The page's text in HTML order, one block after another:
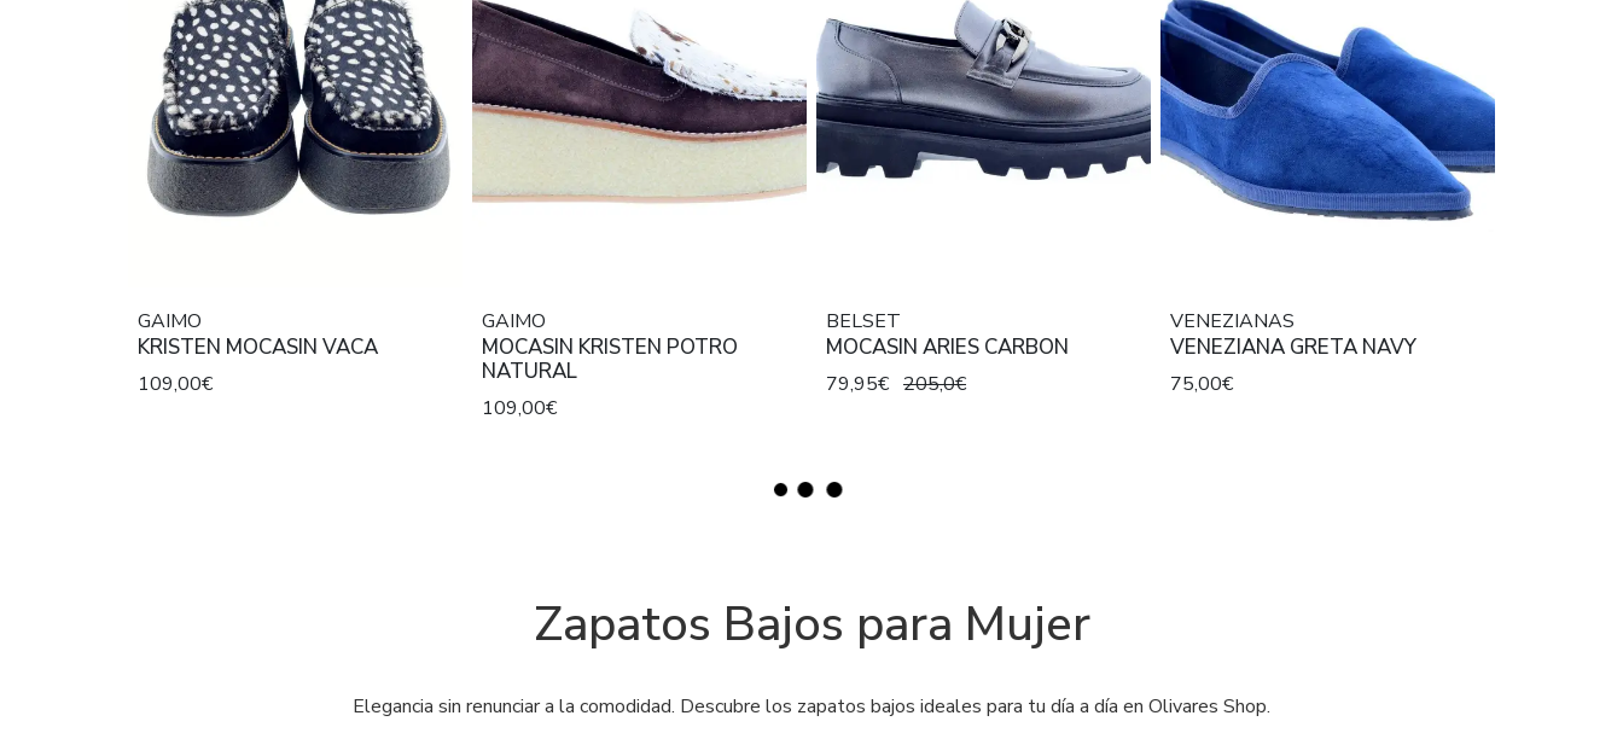
GAIMO
KRISTEN MOCASIN VACA
109,00€
GAIMO
MOCASIN KRISTEN POTRO
NATURAL
109,00€
BELSET
MOCASIN ARIES CARBON
79,95€ 205,0€
VENEZIANAS
VENEZIANA GRETA NAVY
75,00€
Zapatos Bajos para Mujer
Elegancia sin renunciar a la comodidad. Descubre los zapatos bajos ideales para tu día a día en Olivares Shop.